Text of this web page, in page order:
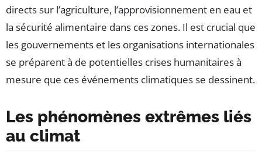
directs sur l’agriculture, l’approvisionnement en eau et
la sécurité alimentaire dans ces zones. Il est crucial que
les gouvernements et les organisations internationales
se préparent à de potentielles crises humanitaires à
mesure que ces événements climatiques se dessinent.
Les phénomènes extrêmes liés
au climat